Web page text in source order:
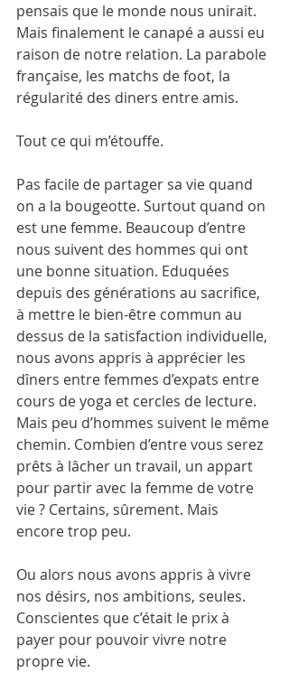
pensais que le monde nous unirait.
Mais finalement le canapé a aussi eu
raison de notre relation. La parabole
française, les matchs de foot, la
régularité des diners entre amis.
Tout ce qui m’étouffe.
Pas facile de partager sa vie quand
on a la bougeotte. Surtout quand on
est une femme. Beaucoup d’entre
nous suivent des hommes qui ont
une bonne situation. Eduquées
depuis des générations au sacrifice,
à mettre le bien-être commun au
dessus de la satisfaction individuelle,
nous avons appris à apprécier les
dîners entre femmes d’expats entre
cours de yoga et cercles de lecture.
Mais peu d’hommes suivent le même
chemin. Combien d’entre vous serez
prêts à lâcher un travail, un appart
pour partir avec la femme de votre
vie ? Certains, sûrement. Mais
encore trop peu.
Ou alors nous avons appris à vivre
nos désirs, nos ambitions, seules.
Conscientes que c’était le prix à
payer pour pouvoir vivre notre
propre vie.